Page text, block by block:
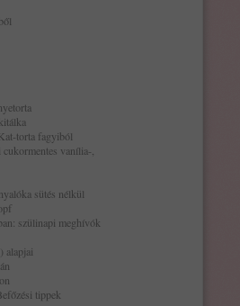
torta fagyiból
vanília-,
sütés nélkül
szülinapi meghívók
alapjai
tippek